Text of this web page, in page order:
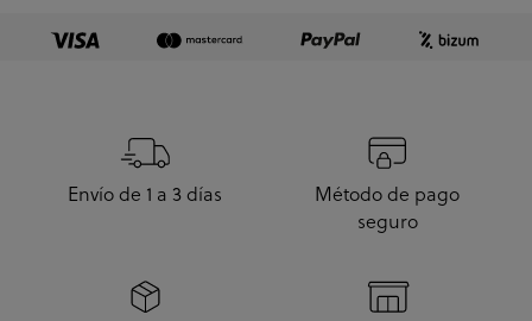
Envío de 1 a 3 días
Método de pago
seguro